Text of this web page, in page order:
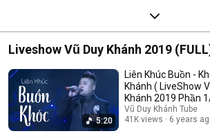
Liveshow Vũ Duy Khánh 2019
Đạt G , Dương Hoàng Yến
5:20
Liên Khúc Buồn -
Khánh ( LiveShow
Khánh 2019 Phần
Vũ Duy Khánh Tube
41K views
6 years